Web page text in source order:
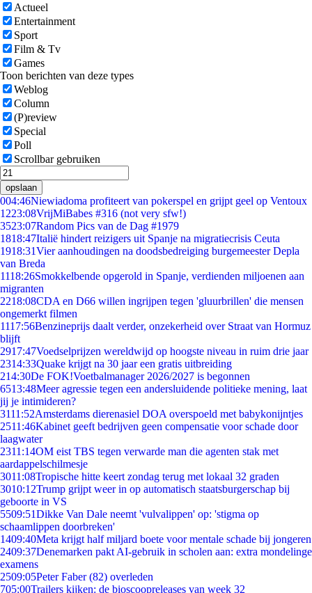
Actueel
Entertainment
Sport
Film & Tv
Games
Toon berichten van deze types
Weblog
Column
(P)review
Special
Poll
Scrollbar gebruiken
opslaan
004:46Niewiadoma profiteert van pokerspel en grijpt geel op Ventoux
1223:08VrijMiBabes #316 (not very sfw!)
3523:07Random Pics van de Dag #1979
1818:47Italië hindert reizigers uit Spanje na migratiecrisis Ceuta
1918:31Vier aanhoudingen na doodsbedreiging burgemeester Depla
van Breda
1118:26Smokkelbende opgerold in Spanje, verdienden miljoenen aan
migranten
2218:08CDA en D66 willen ingrijpen tegen 'gluurbrillen' die mensen
ongemerkt filmen
1117:56Benzineprijs daalt verder, onzekerheid over Straat van Hormuz
blijft
2917:47Voedselprijzen wereldwijd op hoogste niveau in ruim drie jaar
2314:33Quake krijgt na 30 jaar een gratis uitbreiding
214:30De FOK!Voetbalmanager 2026/2027 is begonnen
6513:48Meer agressie tegen een andersluidende politieke mening, laat
jij je intimideren?
3111:52Amsterdams dierenasiel DOA overspoeld met babykonijntjes
2511:46Kabinet geeft bedrijven geen compensatie voor schade door
laagwater
2311:14OM eist TBS tegen verwarde man die agenten stak met
aardappelschilmesje
3011:08Tropische hitte keert zondag terug met lokaal 32 graden
3010:12Trump grijpt weer in op automatisch staatsburgerschap bij
geboorte in VS
5509:51Dikke Van Dale neemt 'vulvalippen' op: 'stigma op
schaamlippen doorbreken'
1409:40Meta krijgt half miljard boete voor mentale schade bij jongeren
2409:37Denemarken pakt AI-gebruik in scholen aan: extra mondelinge
examens
2509:05Peter Faber (82) overleden
705:00Trailers kijken: de bioscoopreleases van week 32